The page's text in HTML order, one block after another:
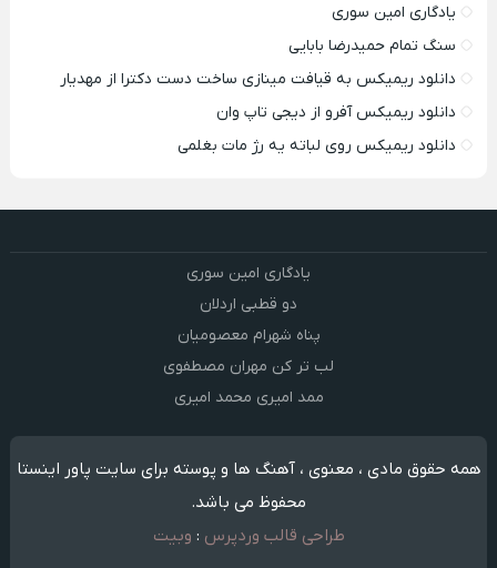
یادگاری امین سوری
سنگ تمام حمیدرضا بابایی
دانلود ریمیکس به قیافت مینازی ساخت دست دکترا از مهدیار
دانلود ریمیکس آفرو از ديجی تاپ وان
دانلود ریمیکس روی لباته یه رژ مات بغلمی
یادگاری امین سوری
دو قطبی اردلان
پناه شهرام معصومیان
لب تر کن مهران مصطفوی
ممد امیری محمد امیری
همه حقوق مادی ، معنوی ، آهنگ ها و پوسته برای سایت پاور اینستا
محفوظ می باشد.
طراحی قالب وردپرس : وبیت